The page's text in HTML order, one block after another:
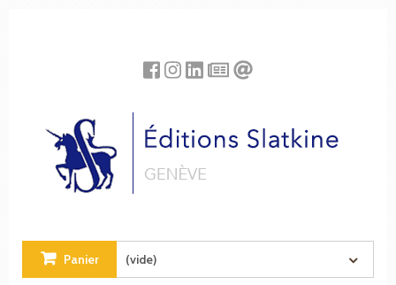
Panier (vide)